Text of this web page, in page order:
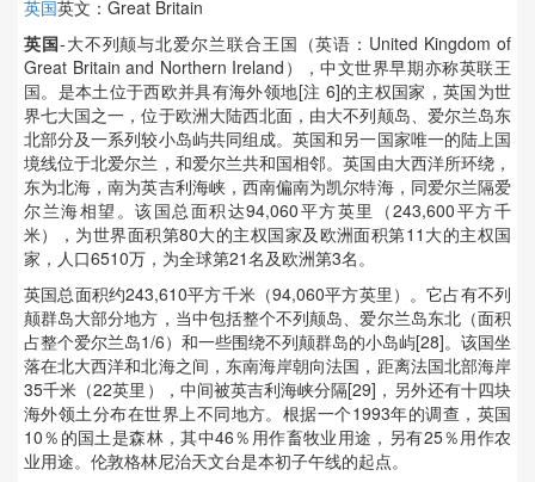
英国英文：Great Britain
英国-大不列颠与北爱尔兰联合王国（英语：United Kingdom of
Great Britain and Northern Ireland），中文世界早期亦称英联王
国。是本土位于西欧并具有海外领地[注 6]的主权国家，英国为世
界七大国之一，位于欧洲大陆西北面，由大不列颠岛、爱尔兰岛东
北部分及一系列较小岛屿共同组成。英国和另一国家唯一的陆上国
境线位于北爱尔兰，和爱尔兰共和国相邻。英国由大西洋所环绕，
东为北海，南为英吉利海峡，西南偏南为凯尔特海，同爱尔兰隔爱
尔兰海相望。该国总面积达94,060平方英里（243,600平方千
米），为世界面积第80大的主权国家及欧洲面积第11大的主权国
家，人口6510万，为全球第21名及欧洲第3名。
英国总面积约243,610平方千米（94,060平方英里）。它占有不列
颠群岛大部分地方，当中包括整个不列颠岛、爱尔兰岛东北（面积
占整个爱尔兰岛1/6）和一些围绕不列颠群岛的小岛屿[28]。该国坐
落在北大西洋和北海之间，东南海岸朝向法国，距离法国北部海岸
35千米（22英里），中间被英吉利海峡分隔[29]，另外还有十四块
海外领土分布在世界上不同地方。根据一个1993年的调查，英国
10％的国土是森林，其中46％用作畜牧业用途，另有25％用作农
业用途。伦敦格林尼治天文台是本初子午线的起点。